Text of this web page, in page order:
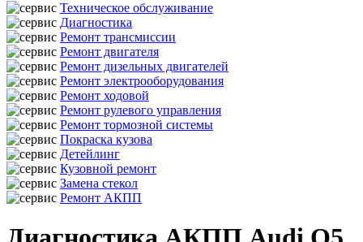
Техническое обслуживание
Диагностика
Ремонт трансмиссии
Ремонт двигателя
Ремонт дизельных двигателей
Ремонт электрооборудования
Ремонт ходовой
Ремонт рулевого управления
Ремонт тормозной системы
Покраска кузова
Детейлинг
Кузовной ремонт
Замена стекол
Ремонт АКПП